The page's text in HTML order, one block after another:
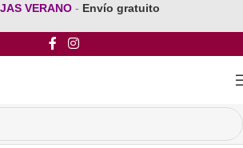
VERANO - Envío gratuito